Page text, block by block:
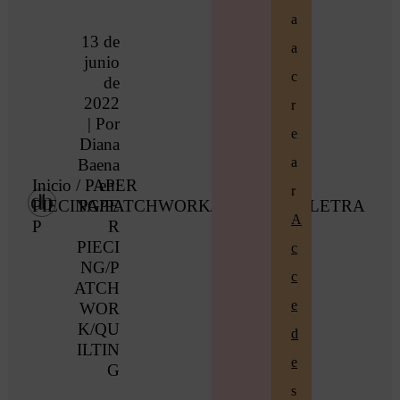
Inicio / PAPER
PIECING/PATCHWORK/QUILTING
/ LETRA
P
13 de
junio
de
2022
| Por
Diana
Baena
en:
PAPE
R
PIECI
NG/P
ATCH
WOR
K/QU
ILTIN
G
a
a
c
r
e
a
r
A
c
c
e
d
e
s